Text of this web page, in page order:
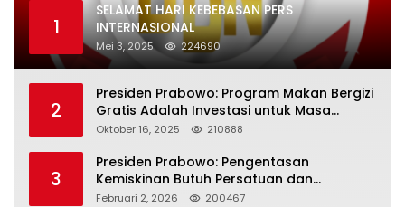
1
SELAMAT HARI KEBEBASAN PERS
INTERNASIONAL
Mei 3, 2025 224690
2
Presiden Prabowo: Program Makan Bergizi
Gratis Adalah Investasi untuk Masa
Depan Bangsa
Oktober 16, 2025 210888
3
Presiden Prabowo: Pengentasan
Kemiskinan Butuh Persatuan dan
Kepemimpinan yang Bertanggung Jawab
Februari 2, 2026 200467